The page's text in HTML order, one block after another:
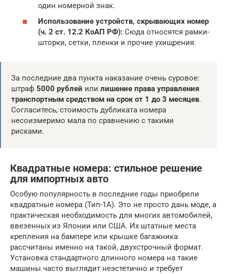
один номерной знак.
Использование устройств, скрывающих номер
(ч. 2 ст. 12.2 КоАП РФ): Сюда относятся рамки-
шторки, сетки, пленки и прочие ухищрения.
За последние два пункта наказание очень суровое:
штраф 5000 рублей или лишение права управления
транспортным средством на срок от 1 до 3 месяцев.
Согласитесь, стоимость дубликата номера
несоизмеримо мала по сравнению с такими
рисками.
Квадратные номера: стильное решение
для импортных авто
Особую популярность в последние годы приобрели
квадратные номера (Тип-1А). Это не просто дань моде, а
практическая необходимость для многих автомобилей,
ввезенных из Японии или США. Их штатные места
крепления на бампере или крышке багажника
рассчитаны именно на такой, двухстрочный формат.
Установка стандартного длинного номера на такие
машины часто выглядит неэстетично и требует